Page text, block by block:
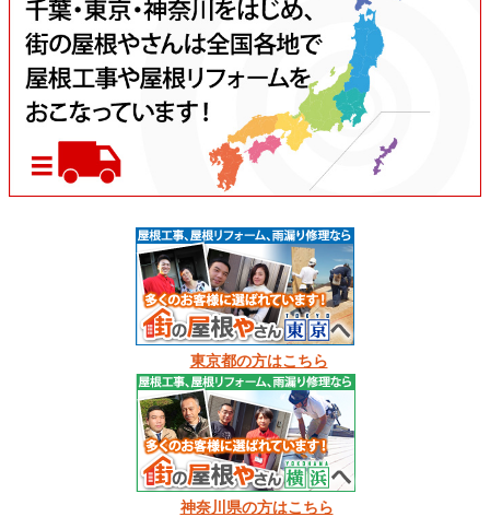
東京都の方はこちら
神奈川県の方はこちら